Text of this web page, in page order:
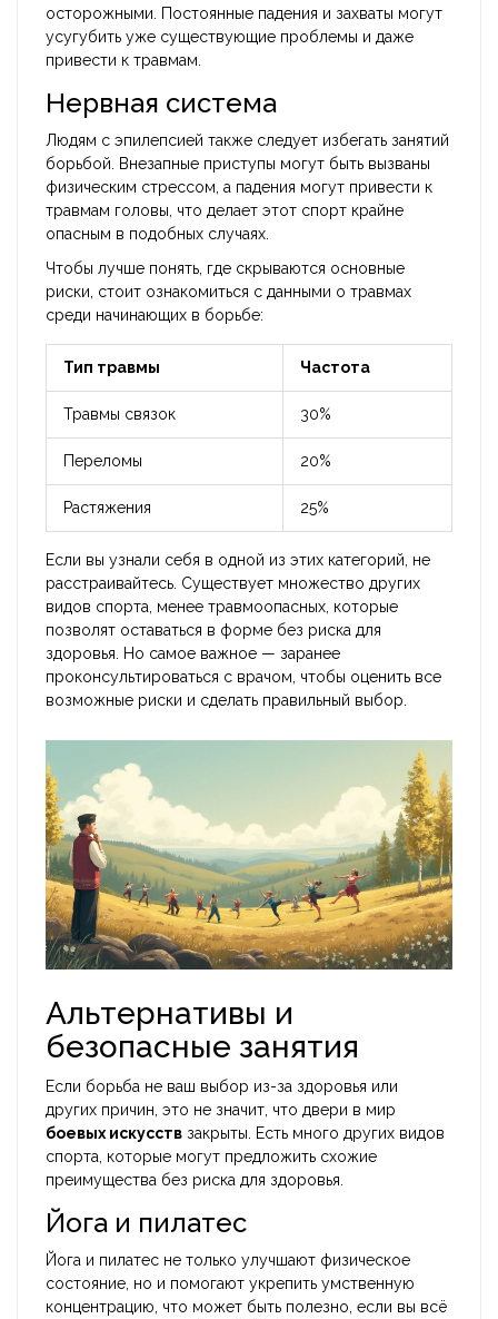
осторожными. Постоянные падения и захваты могут
усугубить уже существующие проблемы и даже
привести к травмам.
Нервная система
Людям с эпилепсией также следует избегать занятий
борьбой. Внезапные приступы могут быть вызваны
физическим стрессом, а падения могут привести к
травмам головы, что делает этот спорт крайне
опасным в подобных случаях.
Чтобы лучше понять, где скрываются основные
риски, стоит ознакомиться с данными о травмах
среди начинающих в борьбе:
Тип травмы Частота
Травмы связок 30%
Переломы 20%
Растяжения 25%
Если вы узнали себя в одной из этих категорий, не
расстраивайтесь. Существует множество других
видов спорта, менее травмоопасных, которые
позволят оставаться в форме без риска для
здоровья. Но самое важное — заранее
проконсультироваться с врачом, чтобы оценить все
возможные риски и сделать правильный выбор.
Альтернативы и
безопасные занятия
Если борьба не ваш выбор из-за здоровья или
других причин, это не значит, что двери в мир
боевых искусств закрыты. Есть много других видов
спорта, которые могут предложить схожие
преимущества без риска для здоровья.
Йога и пилатес
Йога и пилатес не только улучшают физическое
состояние, но и помогают укрепить умственную
концентрацию, что может быть полезно, если вы всё